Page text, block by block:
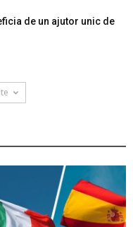
de un ajutor unic de